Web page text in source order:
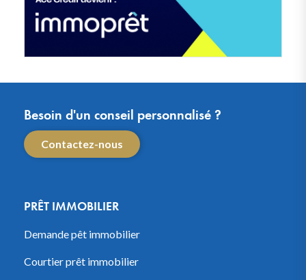
Besoin d'un conseil personnalisé ?
Contactez-nous
PRÊT IMMOBILIER
Demande pêt immobilier
Courtier prêt immobilier